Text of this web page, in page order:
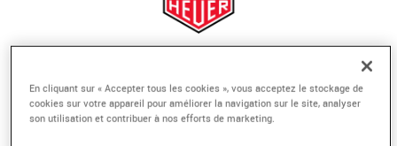
TAG HEUER MONACO CHRONOGRAPH
Automatique, 39 mm
En cliquant sur « Accepter tous les cookies », vous acceptez le stockage de
cookies sur votre appareil pour améliorer la navigation sur le site, analyser
son utilisation et contribuer à nos efforts de marketing.